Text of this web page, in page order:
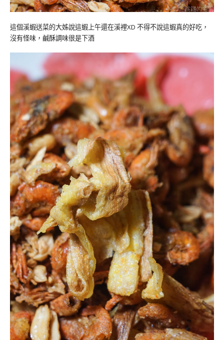
這個溪蝦送菜的大姊說這蝦上午還在溪裡XD 不得不說這蝦真的好吃，
沒有怪味，鹹酥調味很是下酒